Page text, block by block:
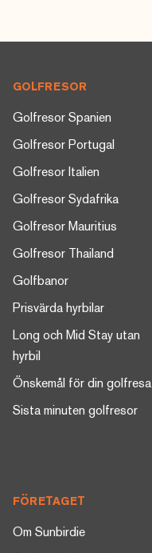
GOLFRESOR
Golfresor Spanien
Golfresor Portugal
Golfresor Italien
Golfresor Sydafrika
Golfresor Mauritius
Golfresor Thailand
Golfbanor
Prisvärda hyrbilar
Long och Mid Stay utan
hyrbil
Önskemål för din golfresa
Sista minuten golfresor
FÖRETAGET
Om Sunbirdie